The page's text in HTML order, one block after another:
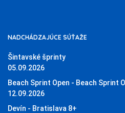
NADCHÁDZAJÚCE SÚŤAŽE
Šintavské šprinty
05.09.2026
Beach Sprint Open - Beach Sprint
12.09.2026
Devín - Bratislava 8+